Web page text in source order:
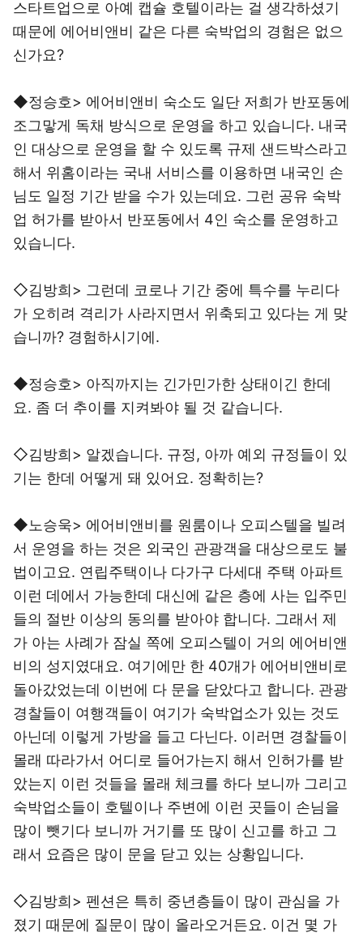
스타트업으로 아예 캡슐 호텔이라는 걸 생각하셨기
때문에 에어비앤비 같은 다른 숙박업의 경험은 없으
신가요?
◆정승호> 에어비앤비 숙소도 일단 저희가 반포동에
조그맣게 독채 방식으로 운영을 하고 있습니다. 내국
인 대상으로 운영을 할 수 있도록 규제 샌드박스라고
해서 위홈이라는 국내 서비스를 이용하면 내국인 손
님도 일정 기간 받을 수가 있는데요. 그런 공유 숙박
업 허가를 받아서 반포동에서 4인 숙소를 운영하고
있습니다.
◇김방희> 그런데 코로나 기간 중에 특수를 누리다
가 오히려 격리가 사라지면서 위축되고 있다는 게 맞
습니까? 경험하시기에.
◆정승호> 아직까지는 긴가민가한 상태이긴 한데
요. 좀 더 추이를 지켜봐야 될 것 같습니다.
◇김방희> 알겠습니다. 규정, 아까 예외 규정들이 있
기는 한데 어떻게 돼 있어요. 정확히는?
◆노승욱> 에어비앤비를 원룸이나 오피스텔을 빌려
서 운영을 하는 것은 외국인 관광객을 대상으로도 불
법이고요. 연립주택이나 다가구 다세대 주택 아파트
이런 데에서 가능한데 대신에 같은 층에 사는 입주민
들의 절반 이상의 동의를 받아야 합니다. 그래서 제
가 아는 사례가 잠실 쪽에 오피스텔이 거의 에어비앤
비의 성지였대요. 여기에만 한 40개가 에어비앤비로
돌아갔었는데 이번에 다 문을 닫았다고 합니다. 관광
경찰들이 여행객들이 여기가 숙박업소가 있는 것도
아닌데 이렇게 가방을 들고 다닌다. 이러면 경찰들이
몰래 따라가서 어디로 들어가는지 해서 인허가를 받
았는지 이런 것들을 몰래 체크를 하다 보니까 그리고
숙박업소들이 호텔이나 주변에 이런 곳들이 손님을
많이 뺏기다 보니까 거기를 또 많이 신고를 하고 그
래서 요즘은 많이 문을 닫고 있는 상황입니다.
◇김방희> 펜션은 특히 중년층들이 많이 관심을 가
졌기 때문에 질문이 많이 올라오거든요. 이건 몇 가